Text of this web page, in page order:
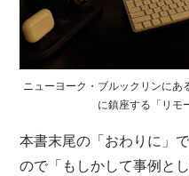
ニューヨーク・ブルックリンに
に鎮座する「リモ
本書末尾の「おわりに」
ので「もしかして事例と